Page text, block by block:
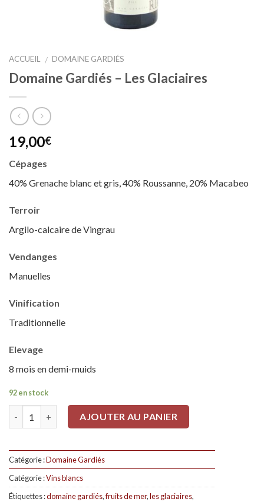
ACCUEIL / DOMAINE GARDIÉS
Domaine Gardiés – Les Glaciaires
19,00€
Cépages
40% Grenache blanc et gris, 40% Roussanne, 20% Macabeo
Terroir
Argilo-calcaire de Vingrau
Vendanges
Manuelles
Vinification
Traditionnelle
Elevage
8 mois en demi-muids
92 en stock
AJOUTER AU PANIER
Catégorie :Domaine Gardiés
Catégorie :Vins blancs
Étiquettes :domaine gardiés,fruits de mer,les glaciaires,